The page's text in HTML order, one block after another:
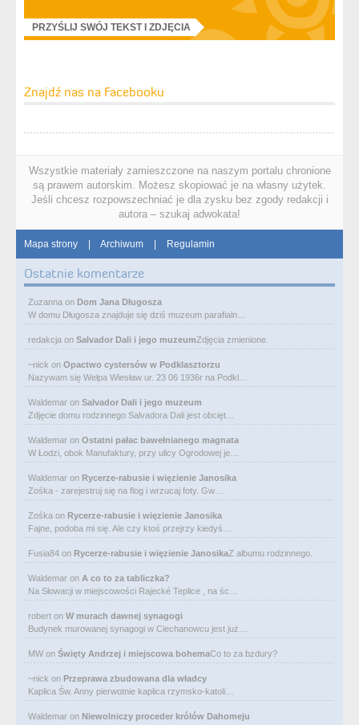
PRZYŚLIJ SWÓJ TEKST I ZDJĘCIA
Znajdź nas na Facebooku
Wszystkie materiały zamieszczone na naszym portalu chronione
są prawem autorskim. Możesz skopiować je na własny użytek.
Jeśli chcesz rozpowszechniać je dla zysku bez zgody redakcji i
autora – szukaj adwokata!
Mapa strony | Archiwum | Regulamin
Ostatnie komentarze
Zuzanna on Dom Jana Długosza
W domu Długosza znajduje się dziś muzeum parafialn…
redakcja on Salvador Dali i jego muzeumZdjęcia zmienione.
~nick on Opactwo cystersów w Podklasztorzu
Nazywam się Wełpa Wiesław ur. 23 06 1936r na Podkl…
Waldemar on Salvador Dali i jego muzeum
Zdjęcie domu rodzinnego Salvadora Dali jest obcięt…
Waldemar on Ostatni pałac bawełnianego magnata
W Łodzi, obok Manufaktury, przy ulicy Ogrodowej je…
Waldemar on Rycerze-rabusie i więzienie Janosika
Zośka - zarejestruj się na flog i wrzucaj foty. Gw…
Zośka on Rycerze-rabusie i więzienie Janosika
Fajne, podoba mi się. Ale czy ktoś przejrzy kiedyś…
Fusia84 on Rycerze-rabusie i więzienie JanosikaZ albumu rodzinnego.
Waldemar on A co to za tabliczka?
Na Słowacji w miejscowości Rajecké Teplice , na śc…
robert on W murach dawnej synagogi
Budynek murowanej synagogi w Ciechanowcu jest już…
MW on Święty Andrzej i miejscowa bohemaCo to za bzdury?
~nick on Przeprawa zbudowana dla władcy
Kaplica Św. Anny pierwotnie kaplica rzymsko-katoli…
Waldemar on Niewolniczy proceder królów Dahomeju